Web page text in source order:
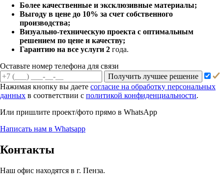
Более качественные и эксклюзивные материалы;
Выгоду в цене до 10% за счет собственного
производства;
Визуально-техническую проекта с оптимальным
решением по цене и качеству;
Гарантию на все услуги 2 года.
Оставьте номер телефона для связи
Получить лучшее решение
Нажимая кнопку вы даете согласие на обработку персональных
данных в соответствии с политикой конфиденциальности.
Или пришлите проект/фото прямо в WhatsApp
Написать нам в Whatsapp
Контакты
Наш офис находятся в г. Пенза.